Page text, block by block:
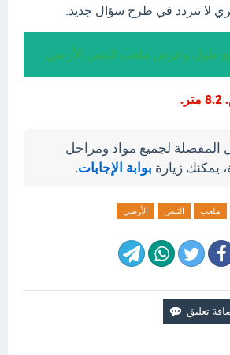
لا تتردد في طرح سؤال جديد.
طول وعرض ملعب التنس الأرضي
المفصلة لجميع مواد ومراحل
يمكنك زيارة بوابة الإجابات.
ملعب التنس الأرضي